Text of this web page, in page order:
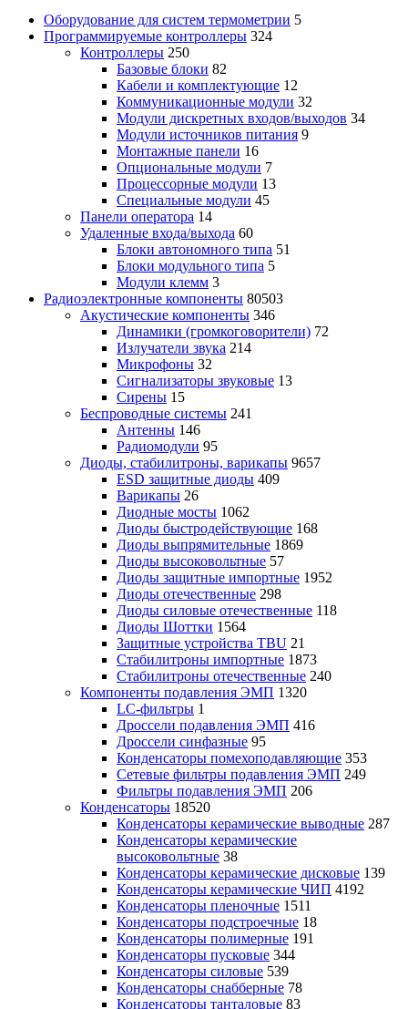
Оборудование для систем термометрии 5
Программируемые контроллеры 324
Контроллеры 250
Базовые блоки 82
Кабели и комплектующие 12
Коммуникационные модули 32
Модули дискретных входов/выходов 34
Модули источников питания 9
Монтажные панели 16
Опциональные модули 7
Процессорные модули 13
Специальные модули 45
Панели оператора 14
Удаленные входа/выхода 60
Блоки автономного типа 51
Блоки модульного типа 5
Модули клемм 3
Радиоэлектронные компоненты 80503
Акустические компоненты 346
Динамики (громкоговорители) 72
Излучатели звука 214
Микрофоны 32
Сигнализаторы звуковые 13
Сирены 15
Беспроводные системы 241
Антенны 146
Радиомодули 95
Диоды, стабилитроны, варикапы 9657
ESD защитные диоды 409
Варикапы 26
Диодные мосты 1062
Диоды быстродействующие 168
Диоды выпрямительные 1869
Диоды высоковольтные 57
Диоды защитные импортные 1952
Диоды отечественные 298
Диоды силовые отечественные 118
Диоды Шоттки 1564
Защитные устройства TBU 21
Стабилитроны импортные 1873
Стабилитроны отечественные 240
Компоненты подавления ЭМП 1320
LC-фильтры 1
Дроссели подавления ЭМП 416
Дроссели синфазные 95
Конденсаторы помехоподавляющие 353
Сетевые фильтры подавления ЭМП 249
Фильтры подавления ЭМП 206
Конденсаторы 18520
Конденсаторы керамические выводные 287
Конденсаторы керамические
высоковольтные 38
Конденсаторы керамические дисковые 139
Конденсаторы керамические ЧИП 4192
Конденсаторы пленочные 1511
Конденсаторы подстроечные 18
Конденсаторы полимерные 191
Конденсаторы пусковые 344
Конденсаторы силовые 539
Конденсаторы снабберные 78
Конденсаторы танталовые 83